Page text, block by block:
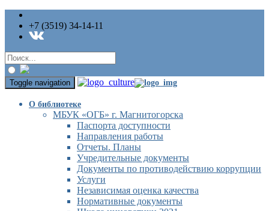
+7 (3519) 34-14-11
Toggle navigation
О библиотеке
МБУК «ОГБ» г. Магнитогорска
Паспорта доступности
Направления работы
Отчеты. Планы
Учредительные документы
Документы по противодействию коррупции
Услуги
Независимая оценка качества
Нормативные документы